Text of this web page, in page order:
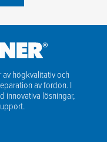
av högkvalitativ och
av fordon. I
innovativa lösningar,